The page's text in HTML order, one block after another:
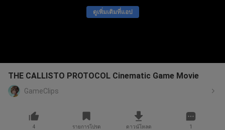
ดูเพิ่มเติมที่แอป
THE CALLISTO PROTOCOL Cinematic Game Movie
GameClips
4 รายการโปรด ดาวน์โหลด 1